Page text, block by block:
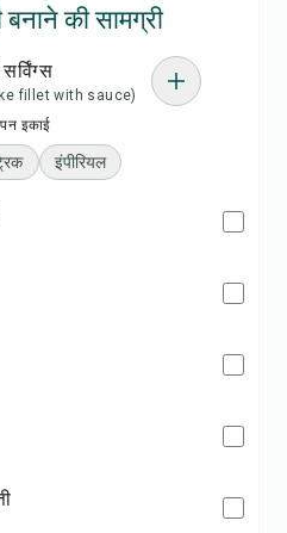
की सामग्री
fillet with sauce)
इकाई
इंपीरियल